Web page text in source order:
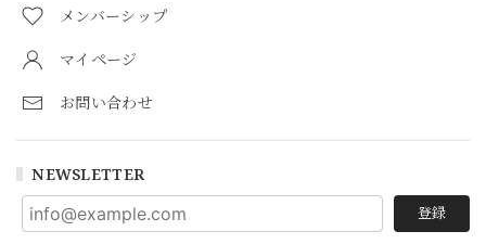
メンバーシップ
マイページ
お問い合わせ
NEWSLETTER
登録